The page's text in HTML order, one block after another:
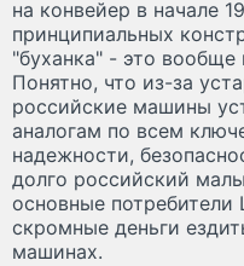
на конвейер в начале
принципиальных
"буханка" - это вообще
Понятно, что из-за
российские машины
аналогам по всем
надежности,
долго российский
основные потребители
скромные деньги
машинах.